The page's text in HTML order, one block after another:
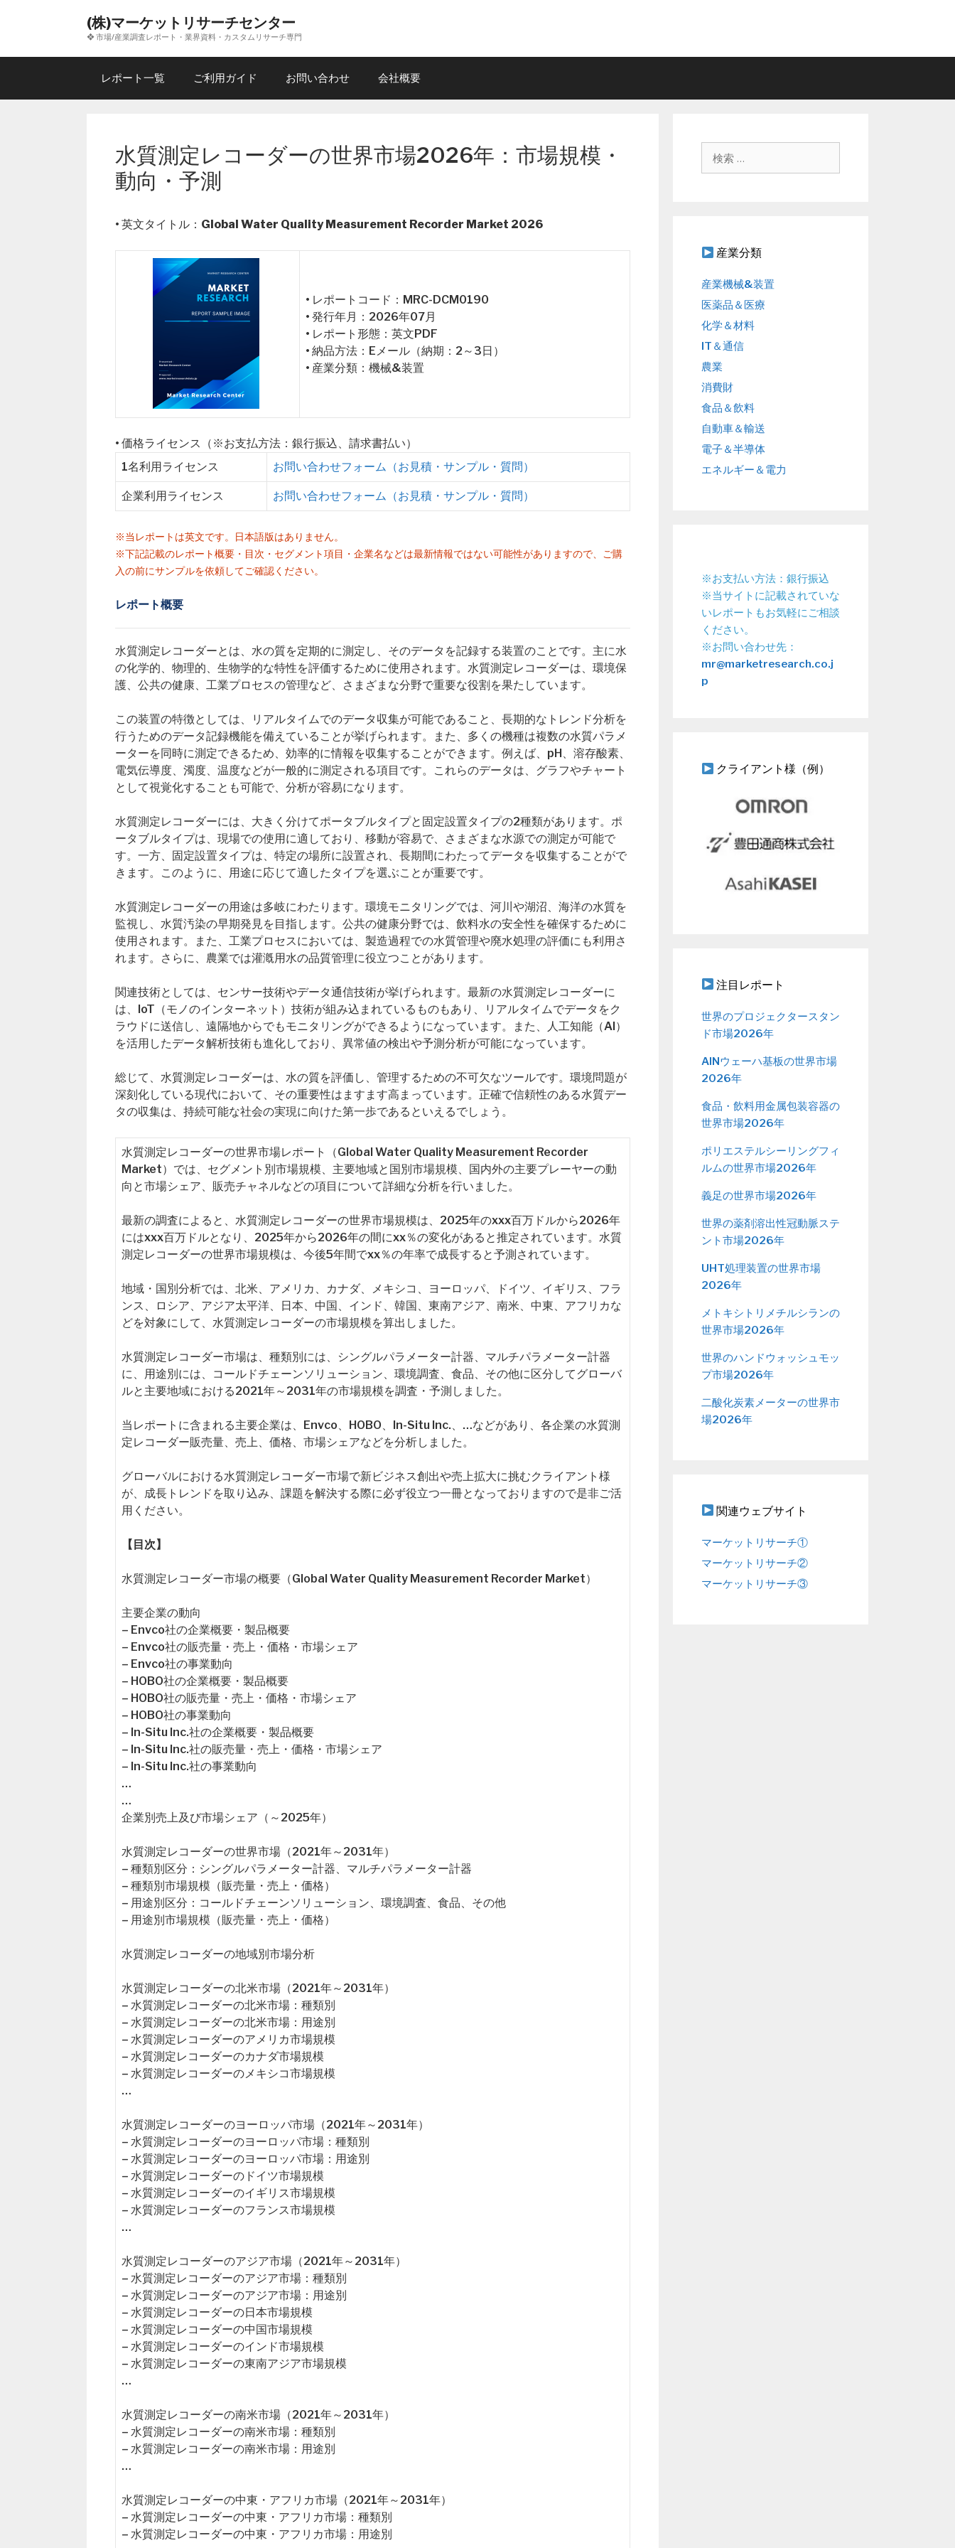
ン
(株)マーケットリサーチセンター
❖ 市場/産業調査レポート・業界資料・カスタムリサーチ専門
レポート一覧 ご利用ガイド お問い合わせ 会社概要
水質測定レコーダーの世界市場2026年：市場規模・
動向・予測
• 英文タイトル： Global Water Quality Measurement Recorder Market 2026
• レポートコード：MRC-DCM0190
• 発行年月：2026年07月
• レポート形態：英文PDF
• 納品方法：Eメール（納期：2～3日）
• 産業分類：機械&装置
• 価格ライセンス（※お支払方法：銀行振込、請求書払い）
1名利用ライセンス
お問い合わせフォーム（お見積・サンプル・質問）
企業利用ライセンス お問い合わせフォーム（お見積・サンプル・質問）
※当レポートは英文です。日本語版はありません。
※下記記載のレポート概要・目次・セグメント項目・企業名などは最新情報ではない可能性がありますので、ご購
入の前にサンプルを依頼してご確認ください。
レポート概要
水質測定レコーダーとは、水の質を定期的に測定し、そのデータを記録する装置のことです。主に水
の化学的、物理的、生物学的な特性を評価するために使用されます。水質測定レコーダーは、環境保
護、公共の健康、工業プロセスの管理など、さまざまな分野で重要な役割を果たしています。
この装置の特徴としては、リアルタイムでのデータ収集が可能であること、長期的なトレンド分析を
行うためのデータ記録機能を備えていることが挙げられます。また、多くの機種は複数の水質パラメ
ーターを同時に測定できるため、効率的に情報を収集することができます。例えば、pH、溶存酸素、
電気伝導度、濁度、温度などが一般的に測定される項目です。これらのデータは、グラフやチャート
として視覚化することも可能で、分析が容易になります。
水質測定レコーダーには、大きく分けてポータブルタイプと固定設置タイプの2種類があります。ポ
ータブルタイプは、現場での使用に適しており、移動が容易で、さまざまな水源での測定が可能で
す。一方、固定設置タイプは、特定の場所に設置され、長期間にわたってデータを収集することがで
きます。このように、用途に応じて適したタイプを選ぶことが重要です。
水質測定レコーダーの用途は多岐にわたります。環境モニタリングでは、河川や湖沼、海洋の水質を
監視し、水質汚染の早期発見を目指します。公共の健康分野では、飲料水の安全性を確保するために
使用されます。また、工業プロセスにおいては、製造過程での水質管理や廃水処理の評価にも利用さ
れます。さらに、農業では灌漑用水の品質管理に役立つことがあります。
関連技術としては、センサー技術やデータ通信技術が挙げられます。最新の水質測定レコーダーに
は、IoT（モノのインターネット）技術が組み込まれているものもあり、リアルタイムでデータをク
ラウドに送信し、遠隔地からでもモニタリングができるようになっています。また、人工知能（AI）
を活用したデータ解析技術も進化しており、異常値の検出や予測分析が可能になっています。
総じて、水質測定レコーダーは、水の質を評価し、管理するための不可欠なツールです。環境問題が
深刻化している現代において、その重要性はますます高まっています。正確で信頼性のある水質デー
タの収集は、持続可能な社会の実現に向けた第一歩であるといえるでしょう。
水質測定レコーダーの世界市場レポート（Global Water Quality Measurement Recorder
Market）では、セグメント別市場規模、主要地域と国別市場規模、国内外の主要プレーヤーの動
向と市場シェア、販売チャネルなどの項目について詳細な分析を行いました。
最新の調査によると、水質測定レコーダーの世界市場規模は、2025年のxxx百万ドルから2026年
にはxxx百万ドルとなり、2025年から2026年の間にxx％の変化があると推定されています。水質
測定レコーダーの世界市場規模は、今後5年間でxx％の年率で成長すると予測されています。
地域・国別分析では、北米、アメリカ、カナダ、メキシコ、ヨーロッパ、ドイツ、イギリス、フラ
ンス、ロシア、アジア太平洋、日本、中国、インド、韓国、東南アジア、南米、中東、アフリカな
どを対象にして、水質測定レコーダーの市場規模を算出しました。
水質測定レコーダー市場は、種類別には、シングルパラメーター計器、マルチパラメーター計器
に、用途別には、コールドチェーンソリューション、環境調査、食品、その他に区分してグローバ
ルと主要地域における2021年～2031年の市場規模を調査・予測しました。
当レポートに含まれる主要企業は、Envco、HOBO、In-Situ Inc.、…などがあり、各企業の水質測
定レコーダー販売量、売上、価格、市場シェアなどを分析しました。
グローバルにおける水質測定レコーダー市場で新ビジネス創出や売上拡大に挑むクライアント様
が、成長トレンドを取り込み、課題を解決する際に必ず役立つ一冊となっておりますので是非ご活
用ください。
【目次】
水質測定レコーダー市場の概要（Global Water Quality Measurement Recorder Market）
主要企業の動向
– Envco社の企業概要・製品概要
– Envco社の販売量・売上・価格・市場シェア
– Envco社の事業動向
– HOBO社の企業概要・製品概要
– HOBO社の販売量・売上・価格・市場シェア
– HOBO社の事業動向
– In-Situ Inc.社の企業概要・製品概要
– In-Situ Inc.社の販売量・売上・価格・市場シェア
– In-Situ Inc.社の事業動向
…
…
企業別売上及び市場シェア（～2025年）
水質測定レコーダーの世界市場（2021年～2031年）
– 種類別区分：シングルパラメーター計器、マルチパラメーター計器
– 種類別市場規模（販売量・売上・価格）
– 用途別区分：コールドチェーンソリューション、環境調査、食品、その他
– 用途別市場規模（販売量・売上・価格）
水質測定レコーダーの地域別市場分析
水質測定レコーダーの北米市場（2021年～2031年）
– 水質測定レコーダーの北米市場：種類別
– 水質測定レコーダーの北米市場：用途別
– 水質測定レコーダーのアメリカ市場規模
– 水質測定レコーダーのカナダ市場規模
– 水質測定レコーダーのメキシコ市場規模
…
水質測定レコーダーのヨーロッパ市場（2021年～2031年）
– 水質測定レコーダーのヨーロッパ市場：種類別
– 水質測定レコーダーのヨーロッパ市場：用途別
– 水質測定レコーダーのドイツ市場規模
– 水質測定レコーダーのイギリス市場規模
– 水質測定レコーダーのフランス市場規模
…
水質測定レコーダーのアジア市場（2021年～2031年）
– 水質測定レコーダーのアジア市場：種類別
– 水質測定レコーダーのアジア市場：用途別
– 水質測定レコーダーの日本市場規模
– 水質測定レコーダーの中国市場規模
– 水質測定レコーダーのインド市場規模
– 水質測定レコーダーの東南アジア市場規模
…
水質測定レコーダーの南米市場（2021年～2031年）
– 水質測定レコーダーの南米市場：種類別
– 水質測定レコーダーの南米市場：用途別
…
水質測定レコーダーの中東・アフリカ市場（2021年～2031年）
– 水質測定レコーダーの中東・アフリカ市場：種類別
– 水質測定レコーダーの中東・アフリカ市場：用途別
産業分類
産業機械&装置
医薬品＆医療
化学＆材料
IT＆通信
農業
消費財
食品＆飲料
自動車＆輸送
電子＆半導体
エネルギー＆電力
※お支払い方法：銀行振込
※当サイトに記載されていな
いレポートもお気軽にご相談
ください。
※お問い合わせ先：
mr@marketresearch.co.j
p
クライアント様（例）
注目レポート
世界のプロジェクタースタン
ド市場2026年
AlNウェーハ基板の世界市場
2026年
食品・飲料用金属包装容器の
世界市場2026年
ポリエステルシーリングフィ
ルムの世界市場2026年
義足の世界市場2026年
世界の薬剤溶出性冠動脈ステ
ント市場2026年
UHT処理装置の世界市場
2026年
メトキシトリメチルシランの
世界市場2026年
世界のハンドウォッシュモッ
プ市場2026年
二酸化炭素メーターの世界市
場2026年
関連ウェブサイト
マーケットリサーチ①
マーケットリサーチ②
マーケットリサーチ③